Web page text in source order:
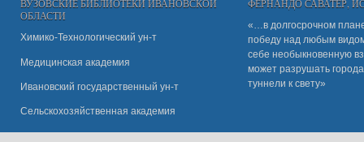
ВУЗОВСКИЕ БИБЛИОТЕКИ ИВАНОВСКОЙ
ОБЛАСТИ
Химико-Технологический ун-т
Медицинская академия
Ивановский государственный ун-т
Сельскохозяйственная академия
ФЕРНАНДО САВАТЕР,
«…в долгосрочном
победу над любым
себе необыкновенную
может разрушать
туннели к свету»